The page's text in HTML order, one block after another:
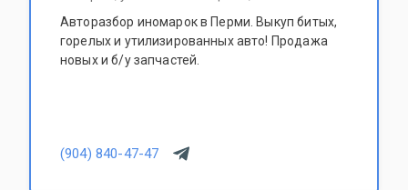
Авторазбор иномарок в Перми. Выкуп битых,
горелых и утилизированных авто! Продажа
новых и б/у запчастей.
(904) 840-47-47